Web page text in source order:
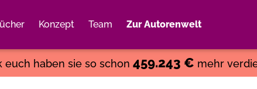
Konzept Team Zur Autorenwelt
euch haben sie so schon 459.243 € mehr